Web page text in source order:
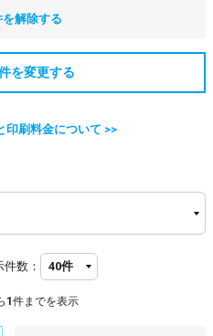
解除する
を変更する
印刷料金について >>
件数：
1 件までを表示